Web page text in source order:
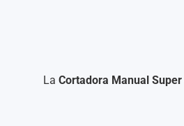
La Cortadora Manual Super